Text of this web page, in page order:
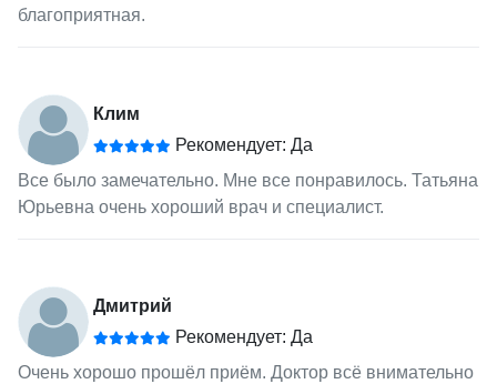
благоприятная.
Клим
Рекомендует: Да
Все было замечательно. Мне все понравилось. Татьяна
Юрьевна очень хороший врач и специалист.
Дмитрий
Рекомендует: Да
Очень хорошо прошёл приём. Доктор всё внимательно